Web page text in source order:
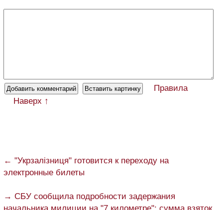
Правила
Наверх ↑
← "Укрзалізниця" готовится к переходу на
электронные билеты
→ СБУ сообщила подробности задержания
начальника милиции на "7 километре": сумма взяток